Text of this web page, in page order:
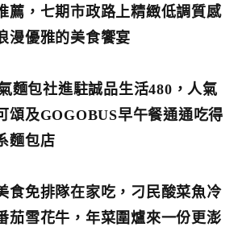
薦，七期市政路上精緻低調質感
漫優雅的美食饗宴
麵包社進駐誠品生活480，人氣
頌及GOGOBUS早午餐通通吃得
麵包店
食免排隊在家吃，刁民酸菜魚冷
茄雪花牛，年菜圍爐來一份更澎